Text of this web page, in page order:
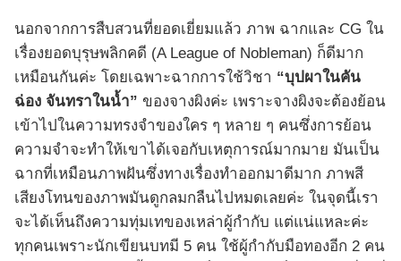
นอกจากการสืบสวนที่ยอดเยี่ยมแล้ว ภาพ ฉากและ CG ใน
เรื่องยอดบุรุษพลิกคดี (A League of Nobleman) ก็ดีมาก
เหมือนกันค่ะ โดยเฉพาะฉากการใช้วิชา “บุปผาในคัน
ฉ่อง จันทราในน้ำ” ของจางผิงค่ะ เพราะจางผิงจะต้องย้อน
เข้าไปในความทรงจำของใคร ๆ หลาย ๆ คนซึ่งการย้อน
ความจำจะทำให้เขาได้เจอกับเหตุการณ์มากมาย มันเป็น
ฉากที่เหมือนภาพฝันซึ่งทางเรื่องทำออกมาดีมาก ภาพสี
เสียงโทนของภาพมันดูกลมกลืนไปหมดเลยค่ะ ในจุดนี้เรา
จะได้เห็นถึงความทุ่มเทของเหล่าผู้กำกับ แต่แน่แหละค่ะ
ทุกคนเพราะนักเขียนบทมี 5 คน ใช้ผู้กำกับมือทองอีก 2 คน